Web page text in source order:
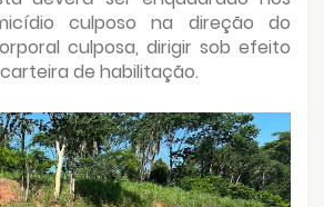
culposo na direção do
culposa, dirigir sob efeito
de habilitação.